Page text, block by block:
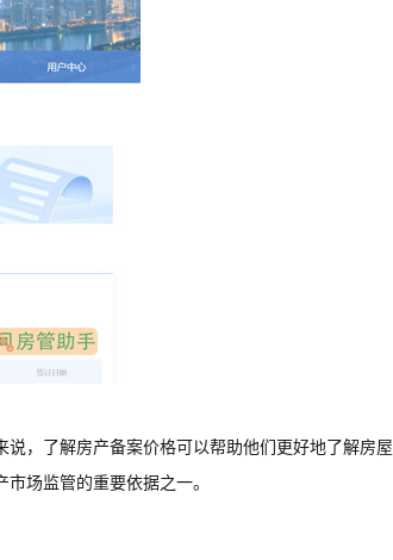
，了解房产备案价格可以帮助他们更好地了解房
场监管的重要依据之一。